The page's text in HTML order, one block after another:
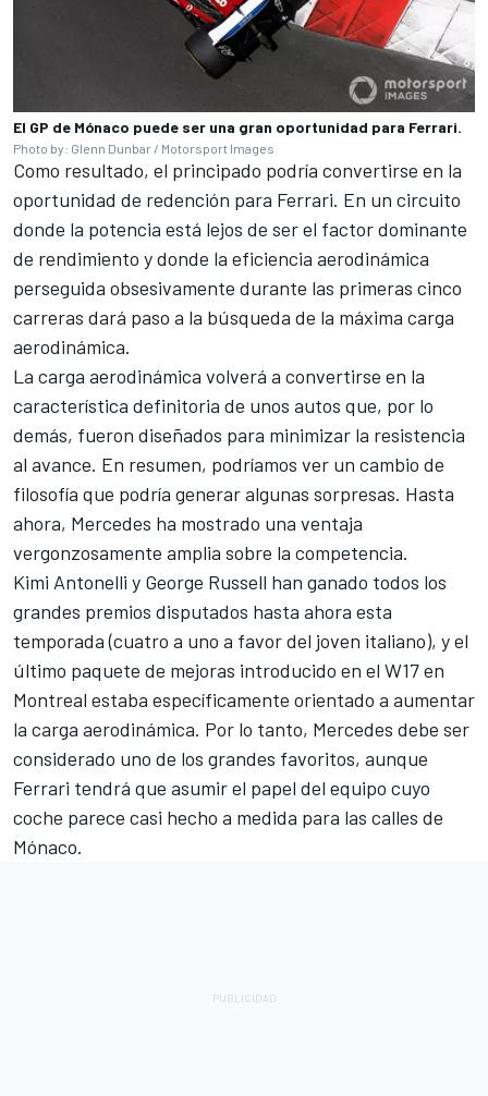
El GP de Mónaco puede ser una gran oportunidad para Ferrari.
Photo by: Glenn Dunbar / Motorsport Images
Como resultado, el principado podría convertirse en la
oportunidad de redención para Ferrari. En un circuito
donde la potencia está lejos de ser el factor dominante
de rendimiento y donde la eficiencia aerodinámica
perseguida obsesivamente durante las primeras cinco
carreras dará paso a la búsqueda de la máxima carga
aerodinámica.
La carga aerodinámica volverá a convertirse en la
característica definitoria de unos autos que, por lo
demás, fueron diseñados para minimizar la resistencia
al avance. En resumen, podríamos ver un cambio de
filosofía que podría generar algunas sorpresas. Hasta
ahora, Mercedes ha mostrado una ventaja
vergonzosamente amplia sobre la competencia.
Kimi Antonelli y George Russell han ganado todos los
grandes premios disputados hasta ahora esta
temporada (cuatro a uno a favor del joven italiano), y el
último paquete de mejoras introducido en el W17 en
Montreal estaba específicamente orientado a aumentar
la carga aerodinámica. Por lo tanto, Mercedes debe ser
considerado uno de los grandes favoritos, aunque
Ferrari tendrá que asumir el papel del equipo cuyo
coche parece casi hecho a medida para las calles de
Mónaco.